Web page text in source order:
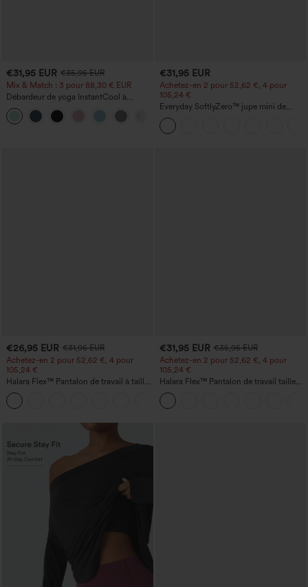
€31,95 EUR €35,95 EUR
Mix & Match : 3 pour 88,30 € EUR
Débardeur de yoga InstantCool à
encolure en U et ourlet arrondi –
UPF50+
€31,95 EUR
Achetez-en 2 pour 52,62 €, 4 pour
105,24 €
Everyday SoftlyZero™ jupe mini de
tennis aérée à pans croisés 2-en-1 avec
poche latérale et toucher frais - Lucid-
UPF50+
€26,95 EUR €31,95 EUR
Achetez-en 2 pour 52,62 €, 4 pour
105,24 €
Halara Flex™ Pantalon de travail à taille
haute, jambe large, avec poches, en
maille gaufrée
€31,95 EUR €35,95 EUR
Achetez-en 2 pour 52,62 €, 4 pour
105,24 €
Halara Flex™ Pantalon de travail taille
haute sculptant la silhouette, gainant la
taille, avec poches, jambe large en
micro-gaufre